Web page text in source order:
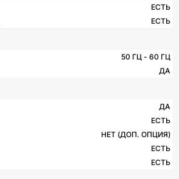
ЕСТЬ
ЕСТЬ
50 ГЦ - 60 ГЦ
ДА
ДА
ЕСТЬ
НЕТ (ДОП. ОПЦИЯ)
ЕСТЬ
ЕСТЬ